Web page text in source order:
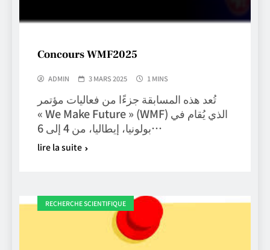
Concours WMF2025
ADMIN 3 MARS 2025 1 MINS
تُعد هذه المسابقة جزءًا من فعاليات مؤتمر
« We Make Future » (WMF) الذي يُقام في
بولونيا، إيطاليا، من 4 إلى 6…
lire la suite
RECHERCHE SCIENTIFIQUE